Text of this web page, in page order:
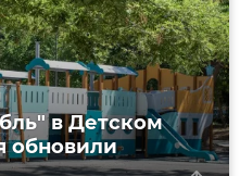
в Детском
обновили